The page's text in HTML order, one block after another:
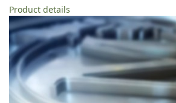
Product details